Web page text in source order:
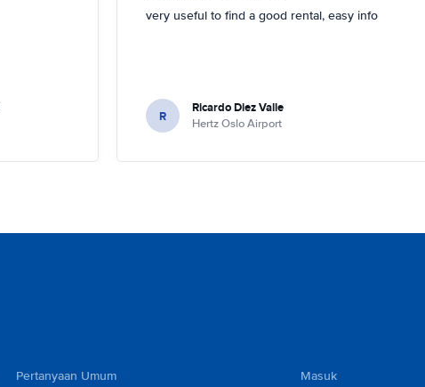
very useful to find a good rental, easy info
R Ricardo Diez Valle
Hertz Oslo Airport
Pertanyaan Umum
Masuk